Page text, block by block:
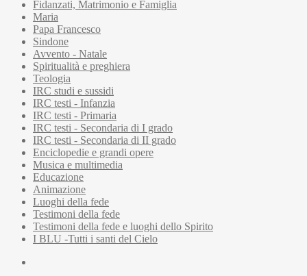
Fidanzati, Matrimonio e Famiglia
Maria
Papa Francesco
Sindone
Avvento - Natale
Spiritualità e preghiera
Teologia
IRC studi e sussidi
IRC testi - Infanzia
IRC testi - Primaria
IRC testi - Secondaria di I grado
IRC testi - Secondaria di II grado
Enciclopedie e grandi opere
Musica e multimedia
Educazione
Animazione
Luoghi della fede
Testimoni della fede
Testimoni della fede e luoghi dello Spirito
I BLU -Tutti i santi del Cielo